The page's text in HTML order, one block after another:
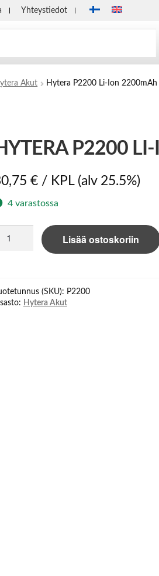
Yhteystiedot
Akut Hytera P2200 Li-Ion
P2200
€/ KPL (alv 25.5%)
4 varastossa
Lisää ostoskoriin
(SKU): P2200
Hytera Akut